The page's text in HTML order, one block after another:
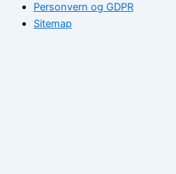
Personvern og GDPR
Sitemap